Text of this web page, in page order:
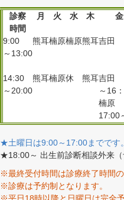
診察
時間
月 火 水 木 金
9:00
～13:00
熊耳楠原楠原熊耳吉田
14:30
～20:00
熊耳楠原休 熊耳吉田
～16
楠原
17:00
★土曜日は9:00～17:00までです。
★18:00～ 出生前診断相談外来（
※最終受付時間は診療終了時間の
※診療は予約制となります。